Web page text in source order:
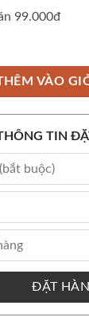
99.000đ
tăng cường
VÀO
TIN
ĐẶT